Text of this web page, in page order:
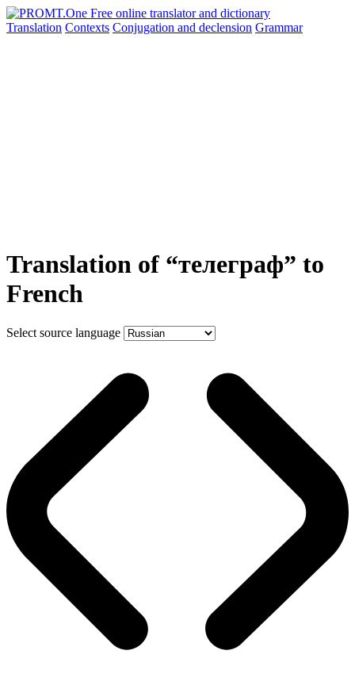
Translation Contexts Conjugation and declension Grammar
Translation of “телеграф” to
French
Select source language